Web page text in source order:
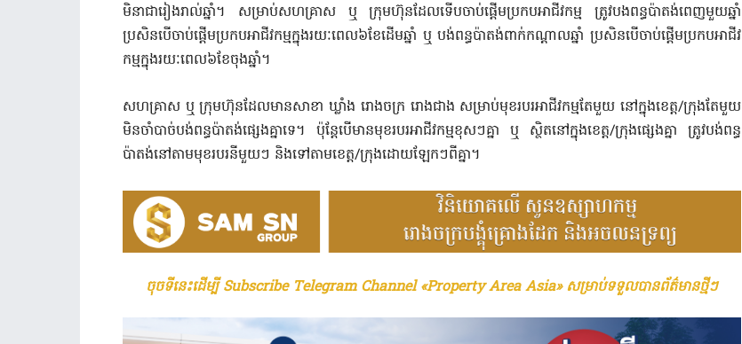
មិនា​ជា​រៀងរាល់​ឆ្នាំ។ សម្រាប់​សហគ្រាស ឬ ក្រុមហ៊ុន​ដែល​ទើប​ចាប់​ផ្តើម​ប្រកប​អាជីវកម្ម ត្រូវ​បង​ពន្ធ​ប៉ាតង់​ពេញ​មួយ​ឆ្នាំ
ប្រសិន​បើ​ចាប់​ផ្តើម​ប្រកប​អាជីវកម្ម​ក្នុង​រយៈពេល​៦​ខែ​ដើម​ឆ្នាំ​ ឬ បង់​ពន្ធ​ប៉ាតង់​ពាក់​កណ្តាល​ឆ្នាំ ប្រសិន​បើ​ចាប់​ផ្តើម​ប្រកប​អាជីវ
កម្ម​ក្នុង​រយៈពេល​៦​ខែ​ចុង​ឆ្នាំ។
សហគ្រាស ឬ ក្រុមហ៊ុន​ដែល​មាន​សាខា ឃ្លាំង រោងចក្រ​ រោងជាង សម្រាប់​មុខ​របរ​អាជីវកម្ម​តែមួយ​ នៅ​ក្នុង​ខេត្ត/ក្រុង​តែ​មួយ​
មិន​ចាំបាច់​បង់ពន្ធ​ប៉ាតង់​ផ្សេង​គ្នា​ទេ។ ប៉ុន្តែ​បើ​មាន​មុខ​របរ​អាជីវកម្ម​​ខុសៗ​គ្នា​ ឬ ស្ថិត​នៅ​ក្នុង​ខេត្ត/ក្រុង​ផ្សេង​គ្នា​ ត្រូវ​បង់​ពន្ធ​
ប៉ាតង់​នៅ​តាម​មុខរបរ​នីមួយៗ​ និង​ទៅ​តាម​ខេត្ត/ក្រុង​ដោយ​ឡែក​ៗ​ពី​គ្នា។
ចុចទីនេះដើម្បី Subscribe Telegram Channel «Property Area Asia» សម្រាប់ទទួលបានព័ត៌មានថ្មីៗ